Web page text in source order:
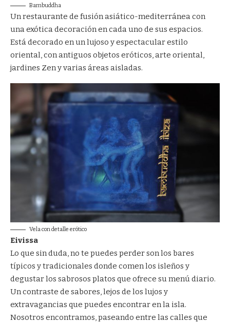
Bambuddha
Un restaurante de fusión asiático-mediterránea con
una exótica decoración en cada uno de sus espacios.
Está decorado en un lujoso y espectacular estilo
oriental, con antiguos objetos eróticos, arte oriental,
jardines Zen y varias áreas aisladas.
Vela con detalle erótico
Eivissa
Lo que sin duda, no te puedes perder son los bares
típicos y tradicionales donde comen los isleños y
degustar los sabrosos platos que ofrece su menú diario.
Un contraste de sabores, lejos de los lujos y
extravagancias que puedes encontrar en la isla.
Nosotros encontramos, paseando entre las calles que